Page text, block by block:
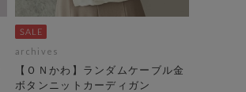
archives
【ＯＮかわ】ランダムケーブル金
ボタンニットカーディガン